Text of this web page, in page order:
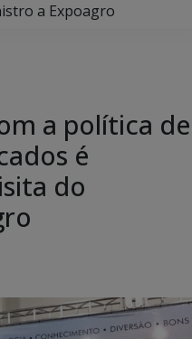
a Expoagro
a política de
é
do